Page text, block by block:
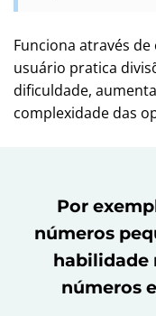
Funciona através
usuário pratica
dificuldade,
complexidade das
Por
números
habilidade
números